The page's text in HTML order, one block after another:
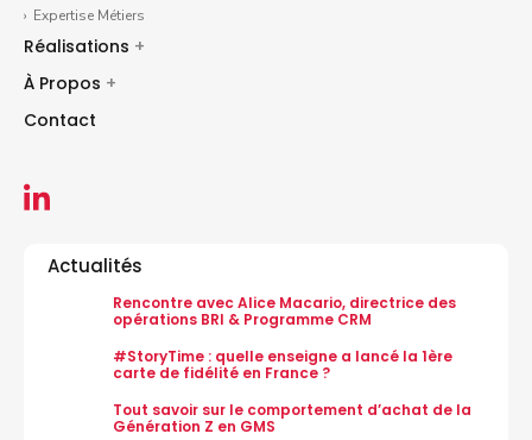
Expertise Métiers
Réalisations +
À Propos +
Contact
Actualités
Rencontre avec Alice Macario, directrice des
opérations BRI & Programme CRM
#StoryTime : quelle enseigne a lancé la 1ère
carte de fidélité en France ?
Tout savoir sur le comportement d’achat de la
Génération Z en GMS